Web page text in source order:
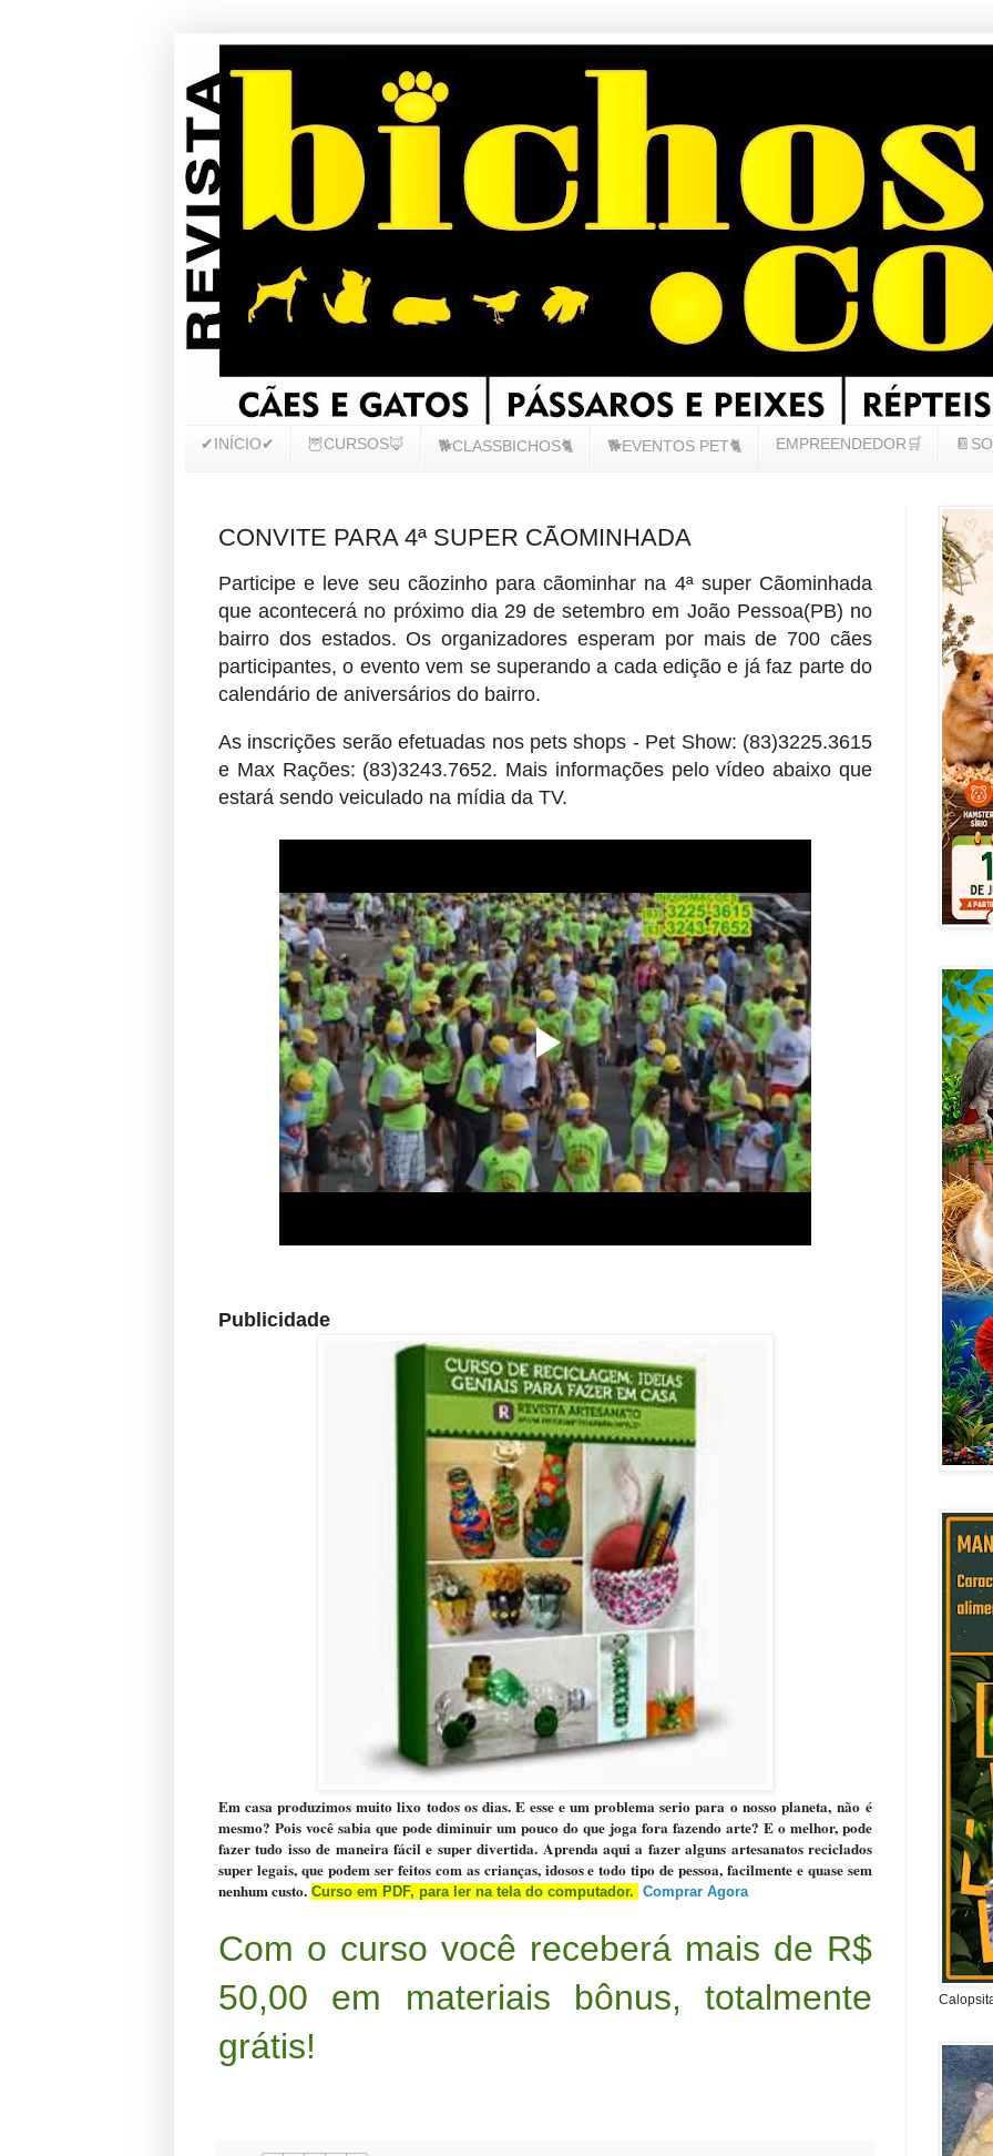
✔INÍCIO✔ 🦉CURSOS🦊 🐕CLASSBICHOS🐈 🐕EVENTOS PET🐈 EMPREENDEDOR🛒
CONVITE PARA 4ª SUPER CÃOMINHADA
Participe e leve seu cãozinho para cãominhar na 4ª super Cãominhada
que acontecerá no próximo dia 29 de setembro em João Pessoa(PB) no
bairro dos estados. Os organizadores esperam por mais de 700 cães
participantes, o evento vem se superando a cada edição e já faz parte do
calendário de aniversários do bairro.
As inscrições serão efetuadas nos pets shops - Pet Show: (83)3225.3615
e Max Rações: (83)3243.7652. Mais informações pelo vídeo abaixo que
estará sendo veiculado na mídia da TV.
Publicidade
Em casa produzimos muito lixo todos os dias. E esse e um problema serio para o nosso planeta, não é
mesmo? Pois você sabia que pode diminuir um pouco do que joga fora fazendo arte? E o melhor, pode
fazer tudo isso de maneira fácil e super divertida. Aprenda aqui a fazer alguns artesanatos reciclados
super legais, que podem ser feitos com as crianças, idosos e todo tipo de pessoa, facilmente e quase sem
nenhum custo. Curso em PDF, para ler na tela do computador. Comprar Agora
Com o curso você receberá mais de R$
50,00 em materiais bônus, totalmente
grátis!